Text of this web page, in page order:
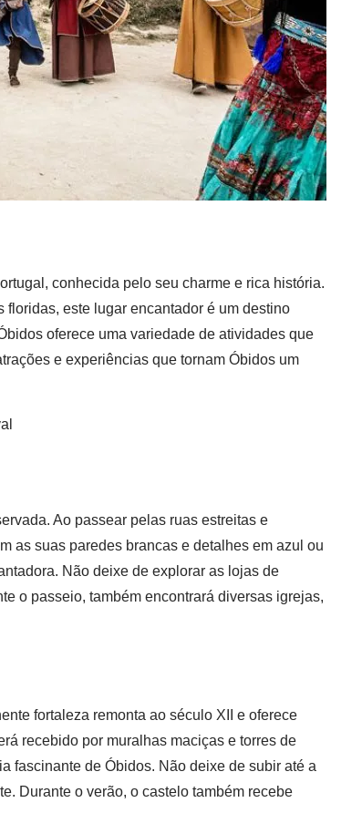
conhecida pelo seu charme e rica história.
este lugar encantador é um destino
oferece uma variedade de atividades que
e experiências que tornam Óbidos um
Ao passear pelas ruas estreitas e
as suas paredes brancas e detalhes em azul ou
Não deixe de explorar as lojas de
o passeio, também encontrará diversas igrejas,
fortaleza remonta ao século XII e oferece
recebido por muralhas maciças e torres de
fascinante de Óbidos. Não deixe de subir até a
Durante o verão, o castelo também recebe